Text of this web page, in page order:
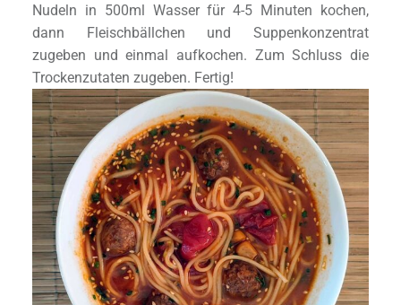
Nudeln in 500ml Wasser für 4-5 Minuten kochen,
dann Fleischbällchen und Suppenkonzentrat
zugeben und einmal aufkochen. Zum Schluss die
Trockenzutaten zugeben. Fertig!